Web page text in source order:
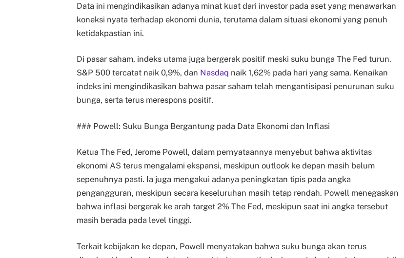
Data ini mengindikasikan adanya minat kuat dari investor pada aset yang menawarkan
koneksi nyata terhadap ekonomi dunia, terutama dalam situasi ekonomi yang penuh
ketidakpastian ini.
Di pasar saham, indeks utama juga bergerak positif meski suku bunga The Fed turun.
S&P 500 tercatat naik 0,9%, dan Nasdaq naik 1,62% pada hari yang sama. Kenaikan
indeks ini mengindikasikan bahwa pasar saham telah mengantisipasi penurunan suku
bunga, serta terus merespons positif.
### Powell: Suku Bunga Bergantung pada Data Ekonomi dan Inflasi
Ketua The Fed, Jerome Powell, dalam pernyataannya menyebut bahwa aktivitas
ekonomi AS terus mengalami ekspansi, meskipun outlook ke depan masih belum
sepenuhnya pasti. Ia juga mengakui adanya peningkatan tipis pada angka
pengangguran, meskipun secara keseluruhan masih tetap rendah. Powell menegaskan
bahwa inflasi bergerak ke arah target 2% The Fed, meskipun saat ini angka tersebut
masih berada pada level tinggi.
Terkait kebijakan ke depan, Powell menyatakan bahwa suku bunga akan terus